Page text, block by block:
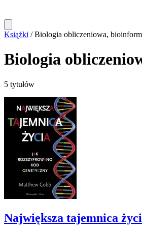
Książki / Biologia obliczeniowa,
Biologia
5 tytułów
Największa tajemnica